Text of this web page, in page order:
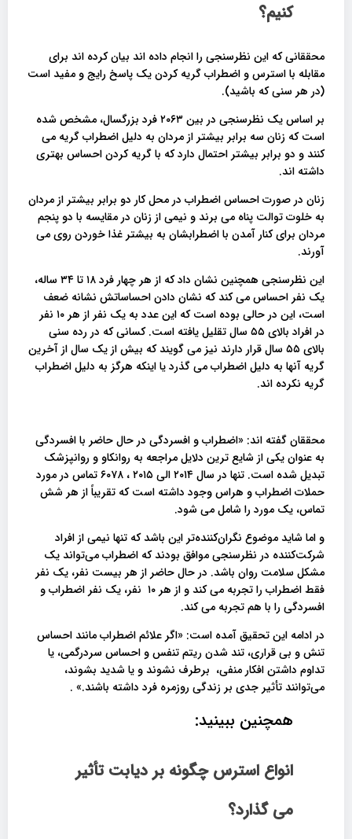
کنیم؟
محققانی که این نظرسنجی را انجام داده اند بیان کرده اند برای
مقابله با استرس و اضطراب گریه کردن یک پاسخ رایج و مفید است
(در هر سنی که باشید).
بر اساس یک نظرسنجی در بین ۲۰۶۳ فرد بزرگسال، مشخص شده
است که زنان سه برابر بیشتر از مردان به دلیل اضطراب گریه می
کنند و دو برابر بیشتر احتمال دارد که با گریه کردن احساس بهتری
داشته اند.
زنان در صورت احساس اضطراب در محل کار دو برابر بیشتر از مردان
به خلوت توالت پناه می برند و نیمی از زنان در مقایسه با دو پنجم
مردان برای کنار آمدن با اضطرابشان به بیشتر غذا خوردن روی می
آورند.
این نظرسنجی همچنین نشان داد که از هر چهار فرد ۱۸ تا ۳۴ ساله،
یک نفر احساس می کند که نشان دادن احساساتش نشانه ضعف
است، این در حالی بوده است که این عدد به یک نفر از هر ۱۰ نفر
در افراد بالای ۵۵ سال تقلیل یافته است. کسانی که در رده سنی
بالای ۵۵ سال قرار دارند نیز می گویند که بیش از یک سال از آخرین
گریه آنها به دلیل اضطراب می گذرد یا اینکه هرگز به دلیل اضطراب
گریه نکرده اند.
محققان گفته اند: «اضطراب و افسردگی در حال حاضر با افسردگی
به عنوان یکی از شایع ترین دلایل مراجعه به روانکاو و روانپزشک
تبدیل شده است. تنها در سال ۲۰۱۴ الی ۲۰۱۵ ، ۶۰۷۸ تماس در مورد
حملات اضطراب و هراس وجود داشته است که تقریباً از هر شش
تماس، یک مورد را شامل می شود.
و اما شاید موضوع نگران‌کننده‌تر این باشد که تنها نیمی از افراد
شرکت‌کننده در نظرسنجی موافق بودند که اضطراب می‌تواند یک
مشکل سلامت روان باشد. در حال حاضر از هر بیست نفر، یک نفر
فقط اضطراب را تجربه می کند و از هر ۱۰ نفر، یک نفر اضطراب و
افسردگی را با هم تجربه می کند.
در ادامه این تحقیق آمده است: «اگر علائم اضطراب مانند احساس
تنش و بی قراری، تند شدن ریتم تنفس و احساس سردرگمی، یا
تداوم داشتن افکار منفی، برطرف نشوند و یا شدید بشوند،
می‌توانند تأثیر جدی بر زندگی روزمره فرد داشته باشند.» .
همچنین ببینید:
انواع استرس چگونه بر دیابت تأثیر
می گذارد؟